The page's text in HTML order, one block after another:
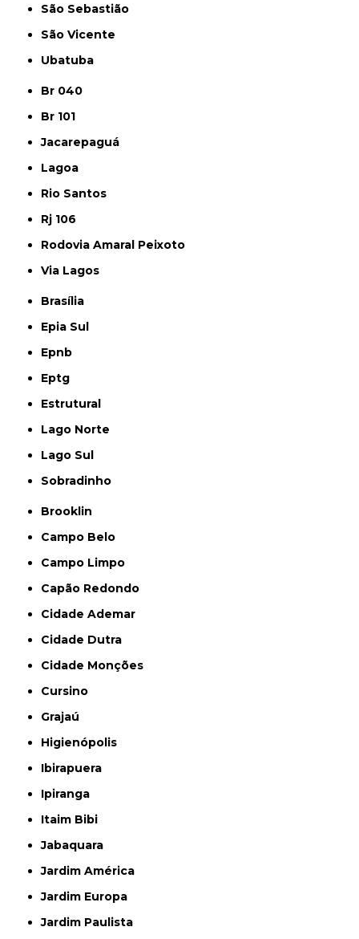
São Sebastião
São Vicente
Ubatuba
Br 040
Br 101
Jacarepaguá
Lagoa
Rio Santos
Rj 106
Rodovia Amaral Peixoto
Via Lagos
Brasília
Epia Sul
Epnb
Eptg
Estrutural
Lago Norte
Lago Sul
Sobradinho
Brooklin
Campo Belo
Campo Limpo
Capão Redondo
Cidade Ademar
Cidade Dutra
Cidade Monções
Cursino
Grajaú
Higienópolis
Ibirapuera
Ipiranga
Itaim Bibi
Jabaquara
Jardim América
Jardim Europa
Jardim Paulista